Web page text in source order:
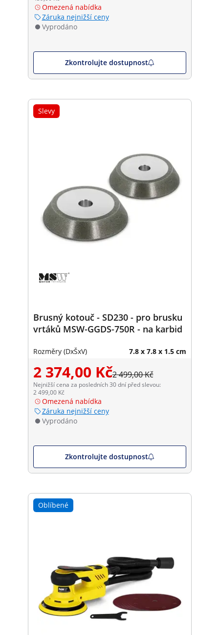
Omezená nabídka
Záruka nejnižší ceny
Vyprodáno
Zkontrolujte dostupnost
Slevy
Brusný kotouč - SD230 - pro brusku
vrtáků MSW-GGDS-750R - na karbid
Rozměry (DxŠxV) 7.8 x 7.8 x 1.5 cm
2 374,00 Kč2 499,00 Kč
Nejnižší cena za posledních 30 dní před slevou:
2 499,00 Kč
Omezená nabídka
Záruka nejnižší ceny
Vyprodáno
Zkontrolujte dostupnost
Oblíbené